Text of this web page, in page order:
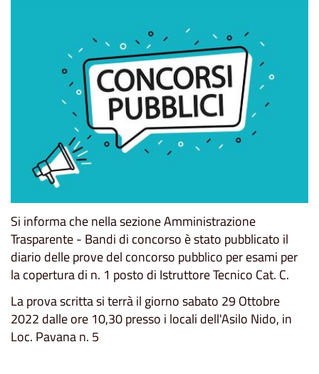
Si informa che nella sezione Amministrazione
Trasparente - Bandi di concorso è stato pubblicato il
diario delle prove del concorso pubblico per esami per
la copertura di n. 1 posto di Istruttore Tecnico Cat. C.
La prova scritta si terrà il giorno sabato 29 Ottobre
2022 dalle ore 10,30 presso i locali dell'Asilo Nido, in
Loc. Pavana n. 5